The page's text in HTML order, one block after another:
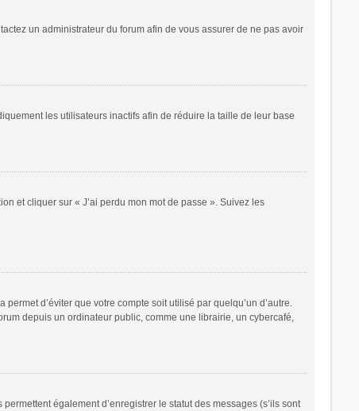
un administrateur du forum afin de vous assurer de ne pas avoir
les utilisateurs inactifs afin de réduire la taille de leur base
et cliquer sur « J’ai perdu mon mot de passe ». Suivez les
d’éviter que votre compte soit utilisé par quelqu’un d’autre.
depuis un ordinateur public, comme une librairie, un cybercafé,
également d’enregistrer le statut des messages (s’ils sont